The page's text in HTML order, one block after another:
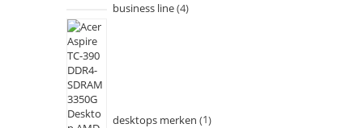
business line 4
desktops merken 1